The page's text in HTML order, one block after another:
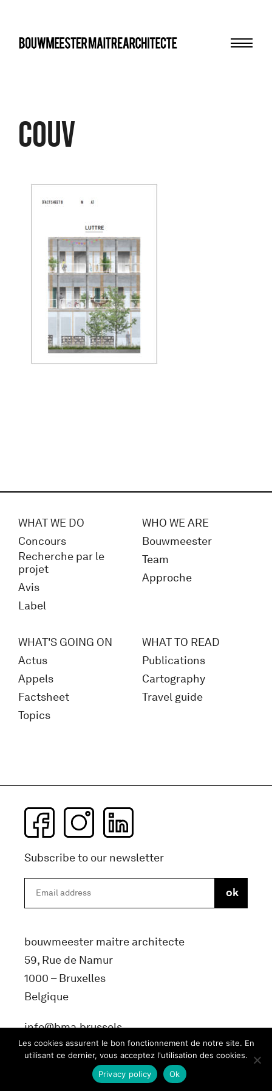
cOUV
WHAT WE DO
Concours
Recherche par le
projet
Avis
Label
WHO WE ARE
Bouwmeester
Team
Approche
WHAT'S GOING ON
Actus
Appels
Factsheet
Topics
WHAT TO READ
Publications
Cartography
Travel guide
Subscribe to our newsletter
bouwmeester maitre architecte
59, Rue de Namur
1000 – Bruxelles
Belgique
info@bma.brussels
Les cookies assurent le bon fonctionnement de notre site. En
utilisant ce dernier, vous acceptez l'utilisation des cookies.
Ok
Privacy policy